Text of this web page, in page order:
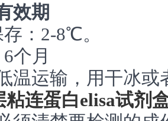
效期
：2-8℃。
个月
温运输，用干冰或
连蛋白elisa试剂